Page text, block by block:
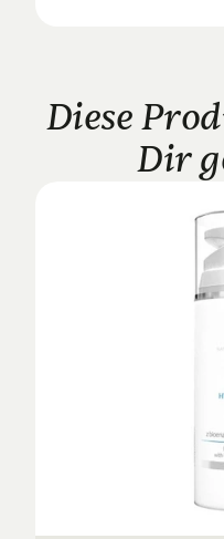
Diese
Dir